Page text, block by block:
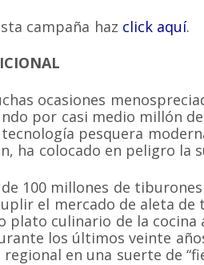
campaña haz click aquí.
ocasiones
por casi medio millón
pesquera
ha colocado en peligro la
100 millones de
el mercado de aleta
plato culinario de la cocina
los últimos veinte
en una suerte de